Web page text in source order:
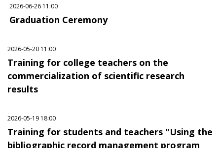
2026-06-26 11:00
Graduation Ceremony
2026-05-20 11:00
Training for college teachers on the
commercialization of scientific research
results
2026-05-19 18:00
Training for students and teachers "Using the
bibliographic record management program